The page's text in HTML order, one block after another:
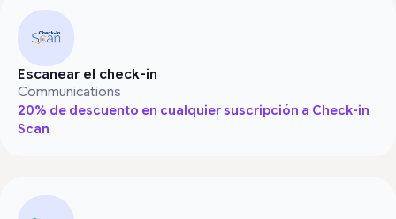
Escanear el check-in
Communications
20% de descuento en cualquier suscripción a Check-in
Scan